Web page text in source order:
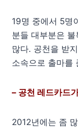
19명 중에서 5명
분들 대부분은
많다. 공천을 받
소속으로 출마를
– 공천 레드카드
2012년에는 좀